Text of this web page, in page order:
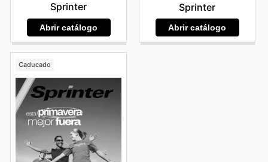
Sprinter
Abrir catálogo
Sprinter
Abrir catálogo
Caducado